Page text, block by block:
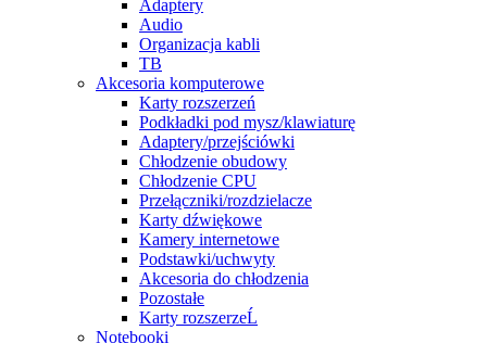
Adaptery
Audio
Organizacja kabli
TB
Akcesoria komputerowe
Karty rozszerzeń
Podkładki pod mysz/klawiaturę
Adaptery/przejściówki
Chłodzenie obudowy
Chłodzenie CPU
Przełączniki/rozdzielacze
Karty dźwiękowe
Kamery internetowe
Podstawki/uchwyty
Akcesoria do chłodzenia
Pozostałe
Karty rozszerzeĹ
Notebooki